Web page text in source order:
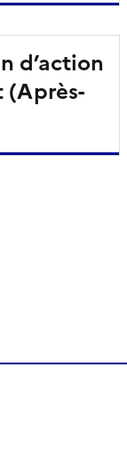
d’action
(Après-
email